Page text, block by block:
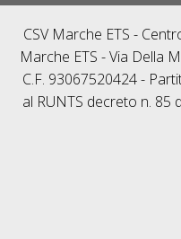
CSV Marche ETS -
Marche ETS - Via Della
C.F. 93067520424 -
al RUNTS decreto n. 85